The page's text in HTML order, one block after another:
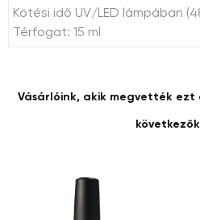
Kötési idő UV/LED lámpában
Térfogat: 15 ml
Vásárlóink, akik megvették